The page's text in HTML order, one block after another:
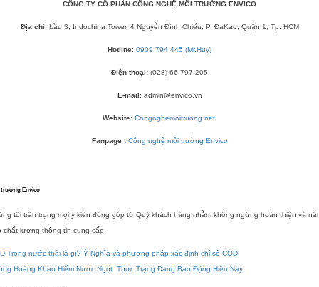
CÔNG TY CỔ PHẦN CÔNG NGHỆ MÔI TRƯỜNG ENVICO
Địa chỉ: Lầu 3, Indochina Tower, 4 Nguyễn Đình Chiểu, P. ĐaKao, Quận 1, Tp. HCM
Hotline: 0909 794 445 (Mr.Huy)
Điện thoại: (028) 66 797 205
E-mail : admin@envico.vn
Website: Congnghemoitruong.net
Fanpage : Công nghệ môi trường Envico
trường Envico
tôi trân trọng mọi ý kiến đóng góp từ Quý khách hàng nhằm không ngừng hoàn thiện và
chất lượng thông tin cung cấp.
Trong nước thải là gì? Ý Nghĩa và phương pháp xác định chỉ số COD
Hoảng Khan Hiếm Nước Ngọt: Thực Trạng Đáng Báo Động Hiện Nay